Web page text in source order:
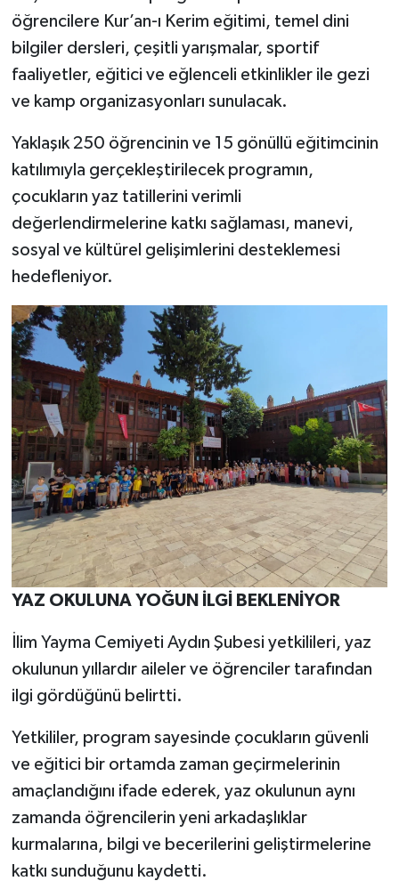
öğrencilere Kur’an-ı Kerim eğitimi, temel dini
bilgiler dersleri, çeşitli yarışmalar, sportif
faaliyetler, eğitici ve eğlenceli etkinlikler ile gezi
ve kamp organizasyonları sunulacak.
Yaklaşık 250 öğrencinin ve 15 gönüllü eğitimcinin
katılımıyla gerçekleştirilecek programın,
çocukların yaz tatillerini verimli
değerlendirmelerine katkı sağlaması, manevi,
sosyal ve kültürel gelişimlerini desteklemesi
hedefleniyor.
YAZ OKULUNA YOĞUN İLGİ BEKLENİYOR
İlim Yayma Cemiyeti Aydın Şubesi yetkilileri, yaz
okulunun yıllardır aileler ve öğrenciler tarafından
ilgi gördüğünü belirtti.
Yetkililer, program sayesinde çocukların güvenli
ve eğitici bir ortamda zaman geçirmelerinin
amaçlandığını ifade ederek, yaz okulunun aynı
zamanda öğrencilerin yeni arkadaşlıklar
kurmalarına, bilgi ve becerilerini geliştirmelerine
katkı sunduğunu kaydetti.